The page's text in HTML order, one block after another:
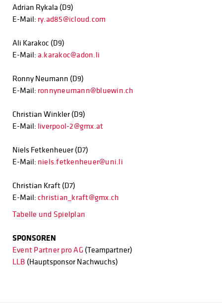
Adrian Rykala (D9)
E-Mail: ry.ad85@icloud.com
Ali Karakoc (D9)
E-Mail: a.karakoc@adon.li
Ronny Neumann (D9)
E-Mail: ronnyneumann@bluewin.ch
Christian Winkler (D9)
E-Mail: liverpool-2@gmx.at
Niels Fetkenheuer (D7)
E-Mail: niels.fetkenheuer@uni.li
Christian Kraft (D7)
E-Mail: christian_kraft@gmx.ch
Tabelle und Spielplan
SPONSOREN
Event Partner pro AG (Teampartner)
LLB (Hauptsponsor Nachwuchs)